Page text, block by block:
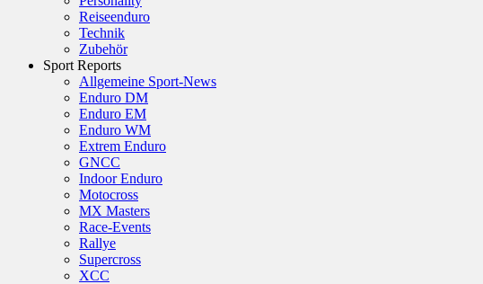
Reiseenduro
Technik
Zubehör
Sport Reports
Allgemeine Sport-News
Enduro DM
Enduro EM
Enduro WM
Extrem Enduro
GNCC
Indoor Enduro
Motocross
MX Masters
Race-Events
Rallye
Supercross
XCC